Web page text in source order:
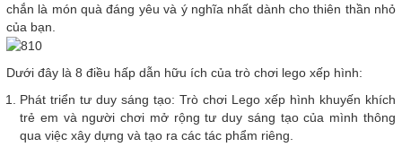
chắn là món quà đáng yêu và ý nghĩa nhất dành cho thiên thần nhỏ
của bạn.
Dưới đây là 8 điều hấp dẫn hữu ích của trò chơi lego xếp hình:
Phát triển tư duy sáng tạo: Trò chơi Lego xếp hình khuyến khích
trẻ em và người chơi mở rộng tư duy sáng tạo của mình thông
qua việc xây dựng và tạo ra các tác phẩm riêng.